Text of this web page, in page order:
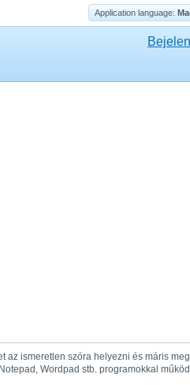
Application language:
az ismeretlen szóra helyezni és máris
Wordpad stb. programokkal